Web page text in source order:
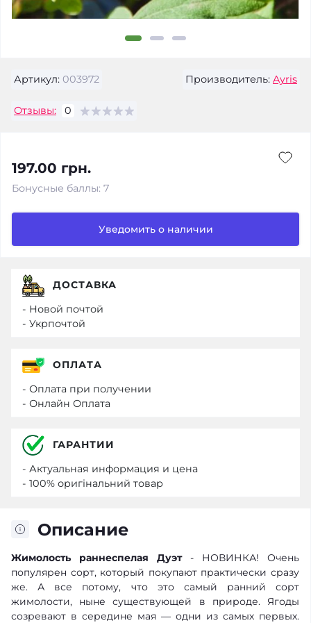
Артикул: 003972 Производитель: Ayris
Отзывы: 0
197.00 грн.
Бонусные баллы: 7
Уведомить о наличии
Описание
Жимолость раннеспелая Дуэт- НОВИНКА! Очень
популярен сорт, который покупают практически сразу
же. А все потому, что это самый ранний сорт
жимолости, ныне существующей в природе. Ягоды
созревают в середине мая — одни из самых первых.
ДОСТАВКА
- Новой почтой
- Укрпочтой
ОПЛАТА
- Оплата при получении
- Онлайн Оплата
ГАРАНТИИ
- Актуальная информация и цена
- 100% оригінальний товар